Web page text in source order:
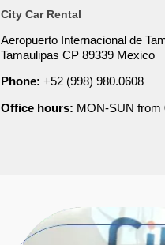
City Car Rental
Aeropuerto Internacional de
Tamaulipas CP 89339 Mexico
Phone: +52 (998) 980.0608
Office hours: MON-SUN from